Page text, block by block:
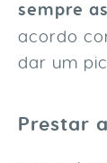
sempre
acordo
dar um
Prestar